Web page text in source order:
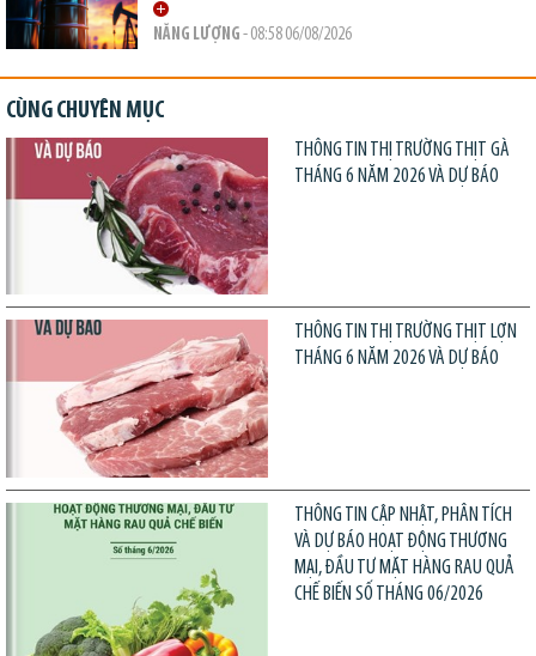
NĂNG LƯỢNG - 08:58 06/08/2026
CÙNG CHUYÊN MỤC
THÔNG TIN THỊ TRƯỜNG THỊT GÀ
THÁNG 6 NĂM 2026 VÀ DỰ BÁO
THÔNG TIN THỊ TRƯỜNG THỊT LỢN
THÁNG 6 NĂM 2026 VÀ DỰ BÁO
THÔNG TIN CẬP NHẬT, PHÂN TÍCH
VÀ DỰ BÁO HOẠT ĐỘNG THƯƠNG
MẠI, ĐẦU TƯ MẶT HÀNG RAU QUẢ
CHẾ BIẾN SỐ THÁNG 06/2026